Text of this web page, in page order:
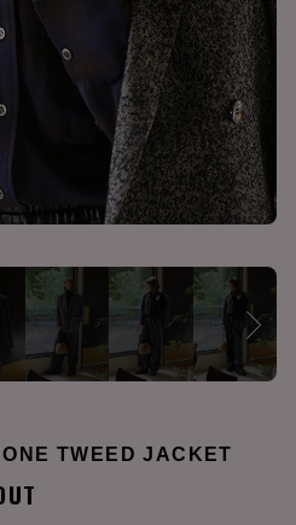
TWEED JACKET